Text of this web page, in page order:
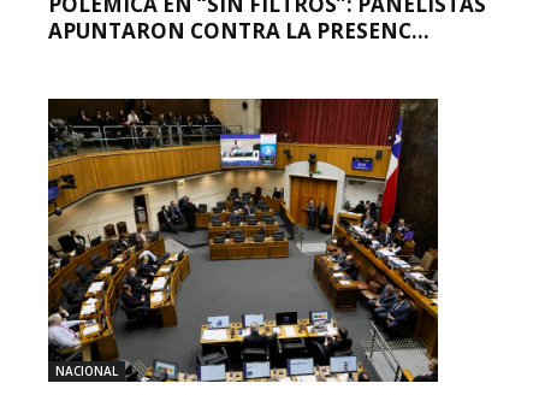
APUNTARON CONTRA LA PRESENC...
NACIONAL